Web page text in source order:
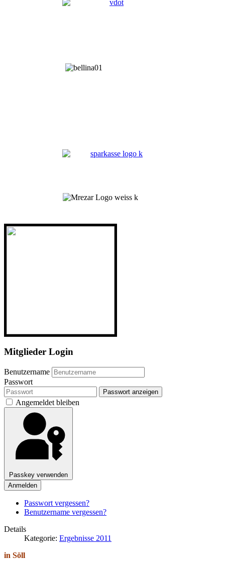
Mitglieder Login
Benutzername
Passwort
Passwort anzeigen
Angemeldet bleiben
Passkey verwenden
Anmelden
Passwort vergessen?
Benutzername vergessen?
Details
Kategorie: Ergebnisse 2011
in Söll